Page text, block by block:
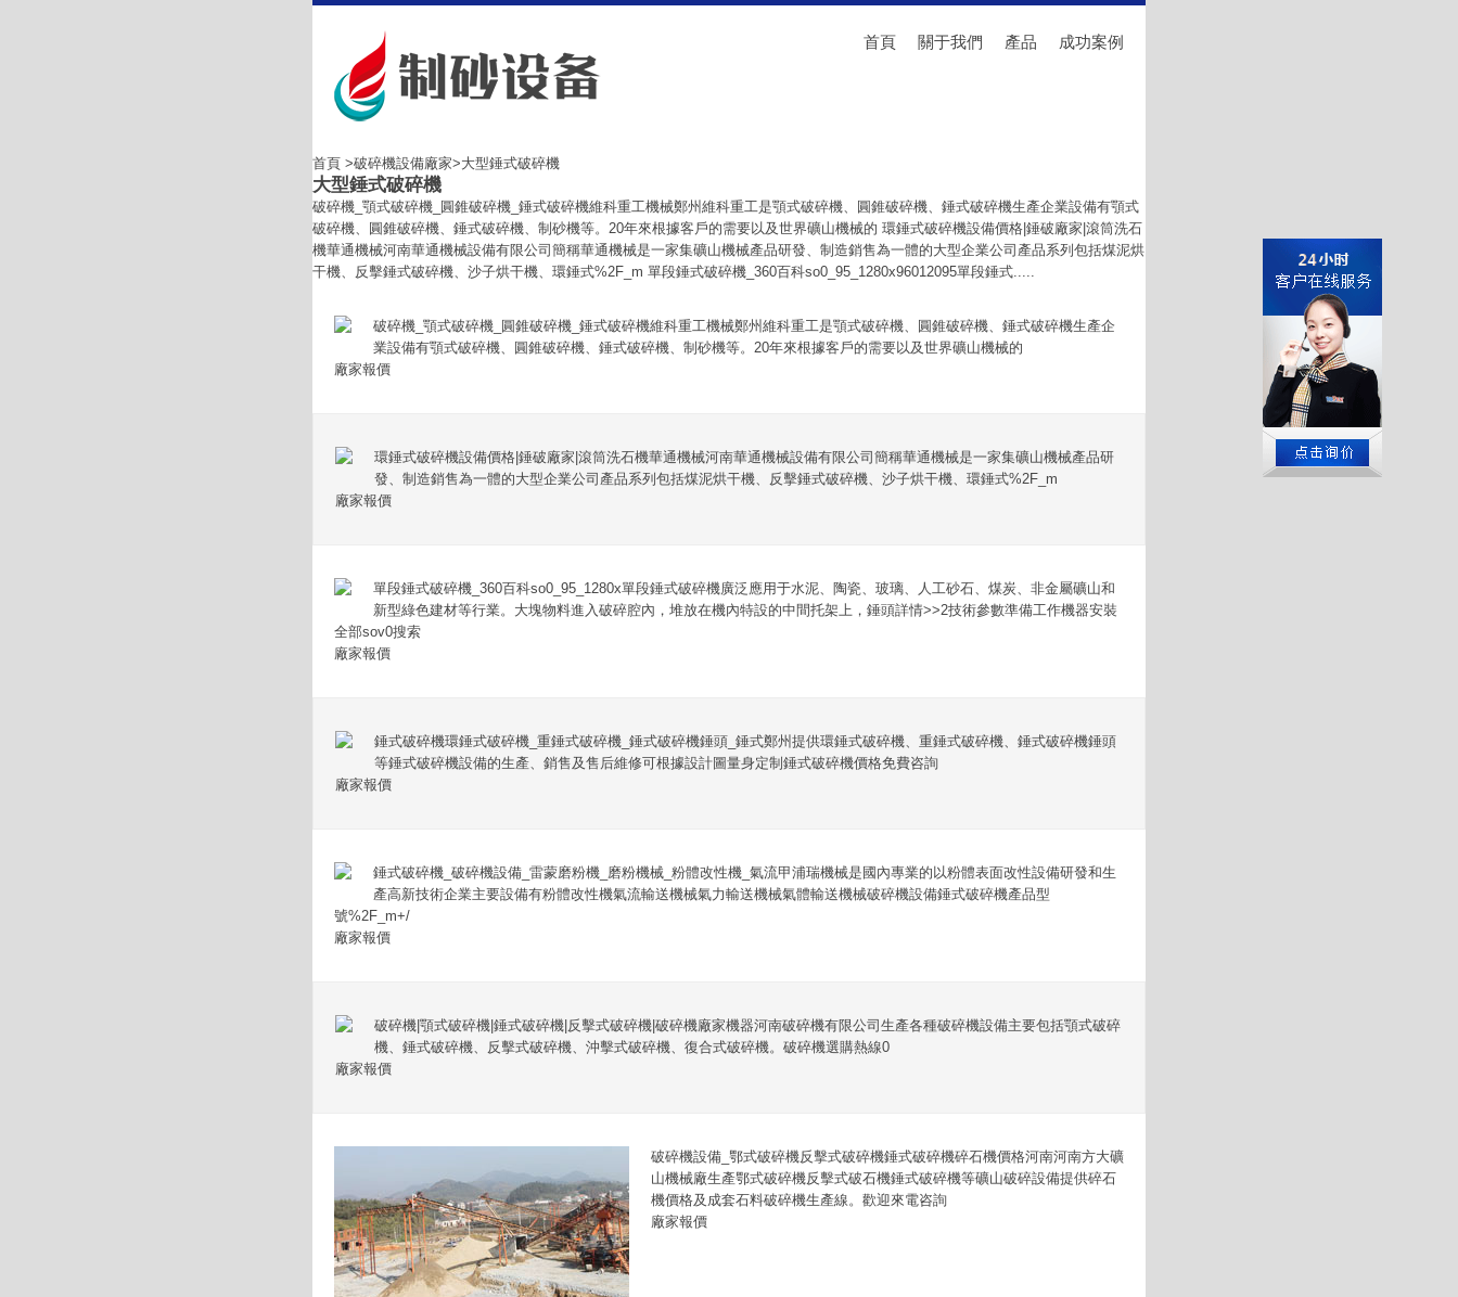
首頁 關于我們 產品 成功案例
首頁 >破碎機設備廠家>大型錘式破碎機
大型錘式破碎機
破碎機_顎式破碎機_圓錐破碎機_錘式破碎機維科重工機械鄭州維科重工是顎式破碎機、圓錐破碎機、錘式破碎機生產企業設備有顎式
破碎機、圓錐破碎機、錘式破碎機、制砂機等。20年來根據客戶的需要以及世界礦山機械的 環錘式破碎機設備價格|錘破廠家|滾筒洗石
機華通機械河南華通機械設備有限公司簡稱華通機械是一家集礦山機械產品研發、制造銷售為一體的大型企業公司產品系列包括煤泥烘
干機、反擊錘式破碎機、沙子烘干機、環錘式%2F_m 單段錘式破碎機_360百科so0_95_1280x96012095單段錘式.....
破碎機_顎式破碎機_圓錐破碎機_錘式破碎機維科重工機械鄭州維科重工是顎式破碎機、圓錐破碎機、錘式破碎機生產企
業設備有顎式破碎機、圓錐破碎機、錘式破碎機、制砂機等。20年來根據客戶的需要以及世界礦山機械的
廠家報價
環錘式破碎機設備價格|錘破廠家|滾筒洗石機華通機械河南華通機械設備有限公司簡稱華通機械是一家集礦山機械產品研
發、制造銷售為一體的大型企業公司產品系列包括煤泥烘干機、反擊錘式破碎機、沙子烘干機、環錘式%2F_m
廠家報價
單段錘式破碎機_360百科so0_95_1280x單段錘式破碎機廣泛應用于水泥、陶瓷、玻璃、人工砂石、煤炭、非金屬礦山和
新型綠色建材等行業。大塊物料進入破碎腔內，堆放在機內特設的中間托架上，錘頭詳情>>2技術參數準備工作機器安裝
全部sov0搜索
廠家報價
錘式破碎機環錘式破碎機_重錘式破碎機_錘式破碎機錘頭_錘式鄭州提供環錘式破碎機、重錘式破碎機、錘式破碎機錘頭
等錘式破碎機設備的生產、銷售及售后維修可根據設計圖量身定制錘式破碎機價格免費咨詢
廠家報價
錘式破碎機_破碎機設備_雷蒙磨粉機_磨粉機械_粉體改性機_氣流甲浦瑞機械是國內專業的以粉體表面改性設備研發和生
產高新技術企業主要設備有粉體改性機氣流輸送機械氣力輸送機械氣體輸送機械破碎機設備錘式破碎機產品型
號%2F_m+/
廠家報價
破碎機|顎式破碎機|錘式破碎機|反擊式破碎機|破碎機廠家機器河南破碎機有限公司生產各種破碎機設備主要包括顎式破碎
機、錘式破碎機、反擊式破碎機、沖擊式破碎機、復合式破碎機。破碎機選購熱線0
廠家報價
破碎機設備_鄂式破碎機反擊式破碎機錘式破碎機碎石機價格河南河南方大礦
山機械廠生產鄂式破碎機反擊式破石機錘式破碎機等礦山破碎設備提供碎石
機價格及成套石料破碎機生產線。歡迎來電咨詢
廠家報價